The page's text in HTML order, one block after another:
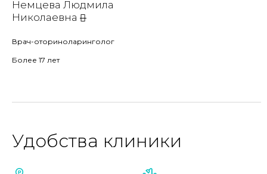
Немцева Людмила
Николаевна
Врач-оториноларинголог
Более 17 лет
Удобства клиники